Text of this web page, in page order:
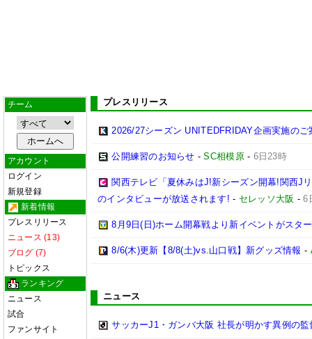
チーム
アカウント
ログイン
新規登録
新着情報
プレスリリース
ニュース (13)
ブログ (7)
トピックス
ランキング
ニュース
試合
ファンサイト
プレスリリース
2026/27シーズン UNITEDFRIDAY企画実施のご
公開練習のお知らせ -SC相模原- 6日23時
関西テレビ「夏休みはJ!新シーズン開幕!関西J
のインタビューが放送されます! - セレッソ大阪 -6
8月9日(日)ホーム開幕戦より新イベントがスタ
8/6(木)更新【8/8(土)vs.山口戦】新グッズ情報 -
ニュース
サッカーJ1・ガンバ大阪 社長が明かす異例の